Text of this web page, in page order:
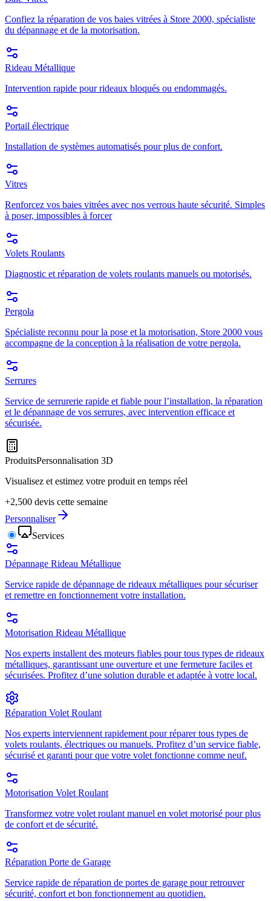
Confiez la réparation de vos baies vitrées à Store 2000, spécialiste
du dépannage et de la motorisation.
Rideau Métallique
Intervention rapide pour rideaux bloqués ou endommagés.
Portail électrique
Installation de systèmes automatisés pour plus de confort.
Vitres
Renforcez vos baies vitrées avec nos verrous haute sécurité. Simples
à poser, impossibles à forcer
Volets Roulants
Diagnostic et réparation de volets roulants manuels ou motorisés.
Pergola
Spécialiste reconnu pour la pose et la motorisation, Store 2000 vous
accompagne de la conception à la réalisation de votre pergola.
Serrures
Service de serrurerie rapide et fiable pour l’installation, la réparation
et le dépannage de vos serrures, avec intervention efficace et
sécurisée.
ProduitsPersonnalisation 3D
Visualisez et estimez votre produit en temps réel
+2,500 devis cette semaine
Personnaliser
Services
Dépannage Rideau Métallique
Service rapide de dépannage de rideaux métalliques pour sécuriser
et remettre en fonctionnement votre installation.
Motorisation Rideau Métallique
Nos experts installent des moteurs fiables pour tous types de rideaux
métalliques, garantissant une ouverture et une fermeture faciles et
sécurisées. Profitez d’une solution durable et adaptée à votre local.
Réparation Volet Roulant
Nos experts interviennent rapidement pour réparer tous types de
volets roulants, électriques ou manuels. Profitez d’un service fiable,
sécurisé et garanti pour que votre volet fonctionne comme neuf.
Motorisation Volet Roulant
Transformez votre volet roulant manuel en volet motorisé pour plus
de confort et de sécurité.
Réparation Porte de Garage
Service rapide de réparation de portes de garage pour retrouver
sécurité, confort et bon fonctionnement au quotidien.